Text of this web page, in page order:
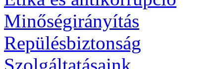
Minőségirányítás
Repülésbiztonság
Szolgáltatásaink